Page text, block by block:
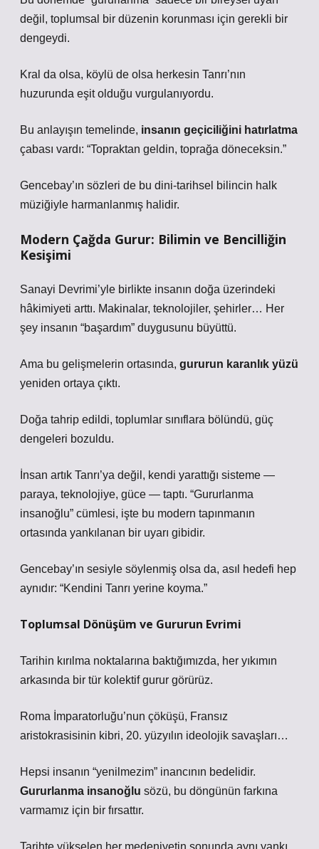
değil, toplumsal bir düzenin korunması için gerekli bir
dengeydi.
Kral da olsa, köylü de olsa herkesin Tanrı’nın
huzurunda eşit olduğu vurgulanıyordu.
Bu anlayışın temelinde, insanın geçiciliğini hatırlatma
çabası vardı: “Topraktan geldin, toprağa döneceksin.”
Gencebay’ın sözleri de bu dini-tarihsel bilincin halk
müziğiyle harmanlanmış halidir.
Modern Çağda Gurur: Bilimin ve Bencilliğin
Kesişimi
Sanayi Devrimi’yle birlikte insanın doğa üzerindeki
hâkimiyeti arttı. Makinalar, teknolojiler, şehirler… Her
şey insanın “başardım” duygusunu büyüttü.
Ama bu gelişmelerin ortasında, gururun karanlık yüzü
yeniden ortaya çıktı.
Doğa tahrip edildi, toplumlar sınıflara bölündü, güç
dengeleri bozuldu.
İnsan artık Tanrı’ya değil, kendi yarattığı sisteme —
paraya, teknolojiye, güce — taptı. “Gururlanma
insanoğlu” cümlesi, işte bu modern tapınmanın
ortasında yankılanan bir uyarı gibidir.
Gencebay’ın sesiyle söylenmiş olsa da, asıl hedefi hep
aynıdır: “Kendini Tanrı yerine koyma.”
Toplumsal Dönüşüm ve Gururun Evrimi
Tarihin kırılma noktalarına baktığımızda, her yıkımın
arkasında bir tür kolektif gurur görürüz.
Roma İmparatorluğu’nun çöküşü, Fransız
aristokrasisinin kibri, 20. yüzyılın ideolojik savaşları…
Hepsi insanın “yenilmezim” inancının bedelidir.
Gururlanma insanoğlu sözü, bu döngünün farkına
varmamız için bir fırsattır.
Tarihte yükselen her medeniyetin sonunda aynı yankı